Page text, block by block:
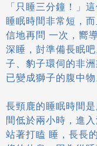
「只睡三分鐘！」
睡眠時間非常短，
信地再問 一次，嚮
深睡，尌準備長眠
子、豹子環伺的非
已變成獅子的腹中物
長頸鹿的睡眠時間
間低於兩小時，進
站著打瞌 睡，長長